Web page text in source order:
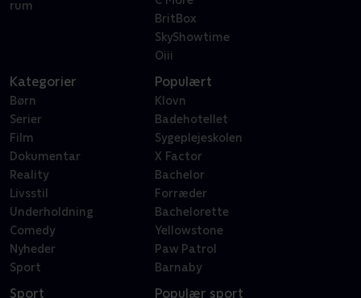
rum
BritBox
SkyShowtime
Oiii
Kategorier
Børn
Serier
Film
Dokumentar
Reality
Livsstil
Underholdning
Comedy
Nyheder
Sport
Populært
Klovn
Badehotellet
Sygeplejeskolen
X Factor
Bachelor
Forræder
Bachelorette
Yellowstone
Paw Patrol
Barnaby
Sport Populær sport